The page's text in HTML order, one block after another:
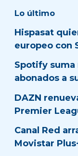
Lo último
Hispasat
europeo con
Spotify suma
abonados a
DAZN
Premier
Canal Red
Movistar